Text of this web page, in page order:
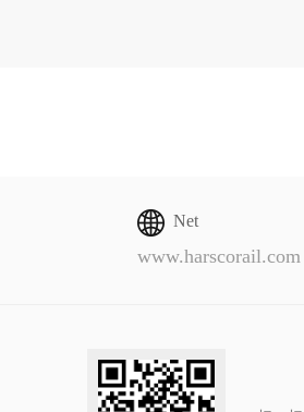
Net
www.harscorail.com